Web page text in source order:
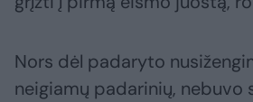
Nors dėl padaryto
neigiamų padarinių, nebuvo